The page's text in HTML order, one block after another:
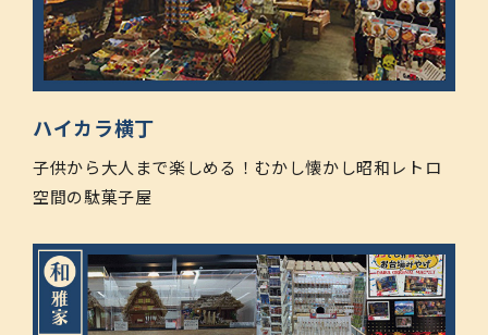
ハイカラ横丁
子供から大人まで楽しめる！むかし懐かし昭和レトロ
空間の駄菓子屋